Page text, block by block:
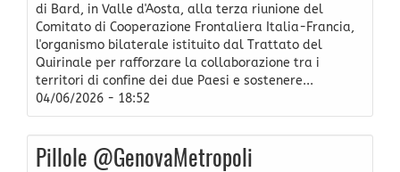
di Bard, in Valle d'Aosta, alla terza riunione del
Comitato di Cooperazione Frontaliera Italia-Francia,
l'organismo bilaterale istituito dal Trattato del
Quirinale per rafforzare la collaborazione tra i
territori di confine dei due Paesi e sostenere...
04/06/2026 - 18:52
Pillole @GenovaMetropoli